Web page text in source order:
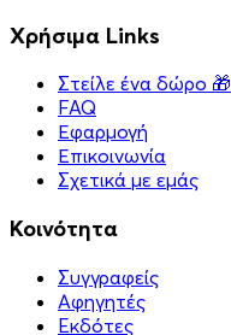
Χρήσιμα Links
Στείλε ένα δώρο 🎁
FAQ
Εφαρμογή
Επικοινωνία
Σχετικά με εμάς
Κοινότητα
Συγγραφείς
Αφηγητές
Eκδότες